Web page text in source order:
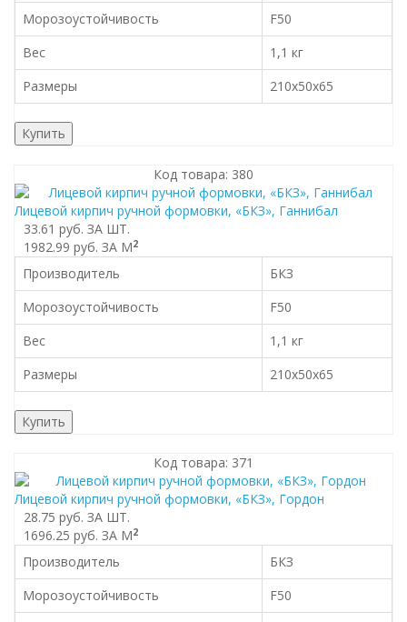
Морозоустойчивость
F50
Вес
1,1 кг
Размеры
210x50x65
Купить
Код товара: 380
Лицевой кирпич ручной формовки, «БКЗ», Ганнибал
33.61 руб. ЗА ШТ.
1982.99 руб. ЗА М2
Производитель
БКЗ
Морозоустойчивость
F50
Вес
1,1 кг
Размеры
210x50x65
Купить
Код товара: 371
Лицевой кирпич ручной формовки, «БКЗ», Гордон
28.75 руб. ЗА ШТ.
1696.25 руб. ЗА М2
Производитель
БКЗ
Морозоустойчивость
F50